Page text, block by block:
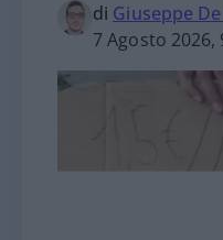
di Giuseppe
7 Agosto 2026,